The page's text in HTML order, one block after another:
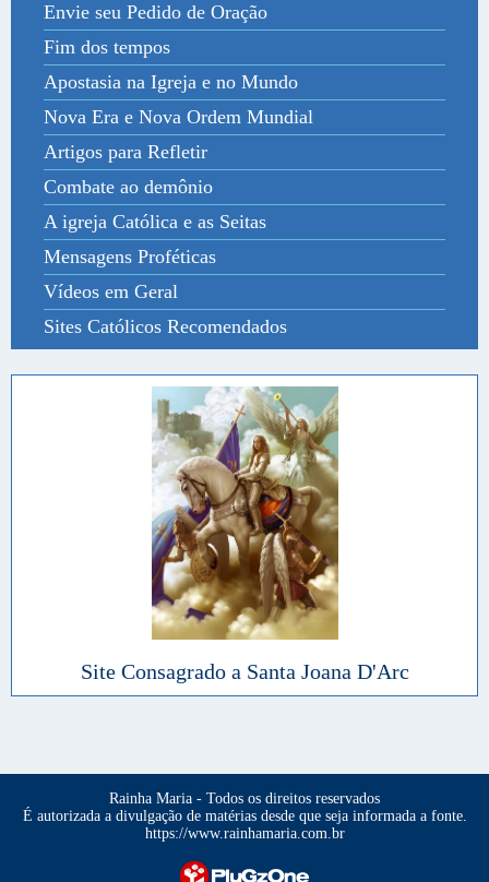
Envie seu Pedido de Oração
Fim dos tempos
Apostasia na Igreja e no Mundo
Nova Era e Nova Ordem Mundial
Artigos para Refletir
Combate ao demônio
A igreja Católica e as Seitas
Mensagens Proféticas
Vídeos em Geral
Sites Católicos Recomendados
Site Consagrado a Santa Joana D'Arc
Rainha Maria - Todos os direitos reservados
É autorizada a divulgação de matérias desde que seja informada a fonte.
https://www.rainhamaria.com.br